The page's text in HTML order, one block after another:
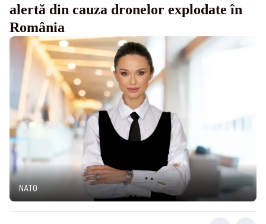
alertă din cauza dronelor explodate în
România
NATO